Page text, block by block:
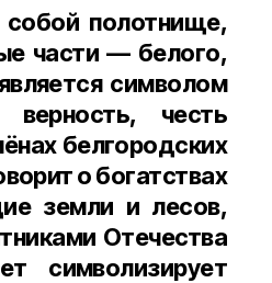
собой полотнище,
части — белого,
символом
честь
белгородских
о богатствах
земли и лесов,
Отечества
символизирует